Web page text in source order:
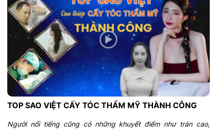
TOP SAO VIỆT CẤY TÓC THẨM MỸ THÀNH CÔNG
Người nổi tiếng cũng có những khuyết điểm như trán cao,